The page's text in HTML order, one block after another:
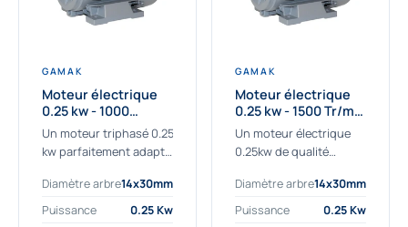
GAMAK
Moteur électrique
0.25 kw - 1000
Tr/min - 230/400V -
IE2
Un moteur triphasé 0.25
kw parfaitement adapté
sévères. Notre
important stock de
Diamètre arbre14x30mm
Puissance
0.25 Kw
GAMAK
Moteur électrique
0.25 kw - 1500 Tr/min
- 230/400V - IE2
Un moteur électrique
0.25kw de qualité
professionnels. Notre
gamme de moteurs
Diamètre arbre14x30mm
Puissance
0.25 Kw